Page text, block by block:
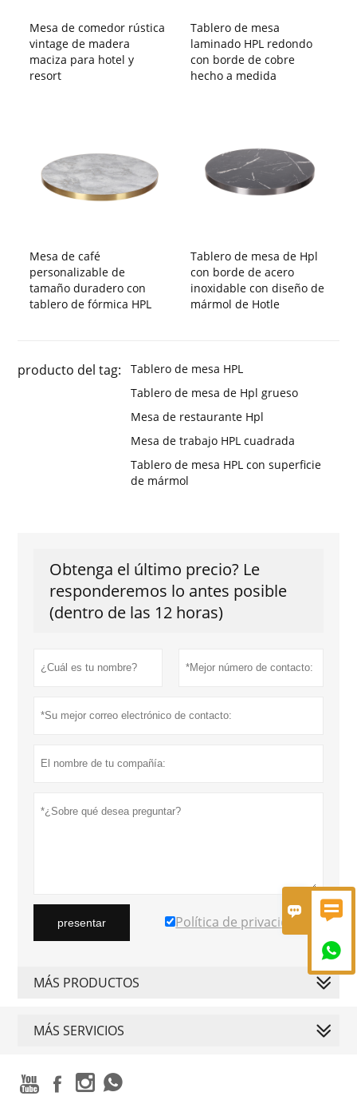
 

Mesa de comedor rústica
vintage de madera
maciza para hotel y
resort
Tablero de mesa
laminado HPL redondo
con borde de cobre
hecho a medida
Mesa de café
personalizable de
tamaño duradero con
tablero de fórmica HPL
Tablero de mesa de Hpl
con borde de acero
inoxidable con diseño de
mármol de Hotle
producto del tag:
Tablero de mesa HPL
Tablero de mesa de Hpl grueso
Mesa de restaurante Hpl
Mesa de trabajo HPL cuadrada
Tablero de mesa HPL con superficie
de mármol
Obtenga el último precio? Le
responderemos lo antes posible
(dentro de las 12 horas)
presentar Política de privacidad
MÁS PRODUCTOS
MÁS SERVICIOS
   